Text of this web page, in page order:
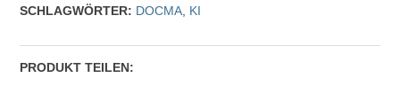
SCHLAGWÖRTER: DOCMA KI
PRODUKT TEILEN: